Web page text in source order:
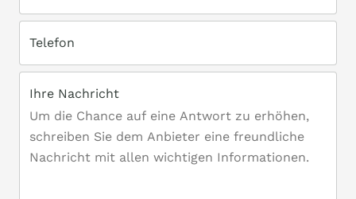
Telefon
Ihre Nachricht